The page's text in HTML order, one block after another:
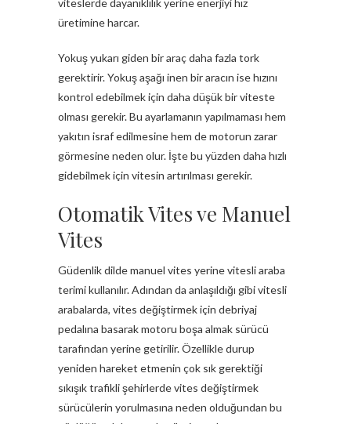
üretimine harcar.
Yokuş yukarı giden bir araç daha fazla tork
gerektirir. Yokuş aşağı inen bir aracın ise hızını
kontrol edebilmek için daha düşük bir viteste
olması gerekir. Bu ayarlamanın yapılmaması hem
yakıtın israf edilmesine hem de motorun zarar
görmesine neden olur. İşte bu yüzden daha hızlı
gidebilmek için vitesin artırılması gerekir.
Otomatik Vites ve Manuel
Vites
Güdenlik dilde manuel vites yerine vitesli araba
terimi kullanılır. Adından da anlaşıldığı gibi vitesli
arabalarda, vites değiştirmek için debriyaj
pedalına basarak motoru boşa almak sürücü
tarafından yerine getirilir. Özellikle durup
yeniden hareket etmenin çok sık gerektiği
sıkışık trafikli şehirlerde vites değiştirmek
sürücülerin yorulmasına neden olduğundan bu